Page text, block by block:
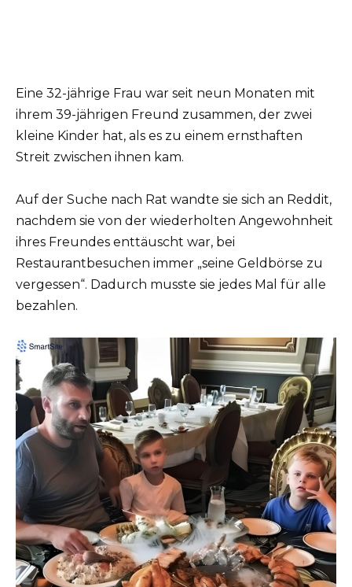
Eine 32-jährige Frau war seit neun Monaten mit
ihrem 39-jährigen Freund zusammen, der zwei
kleine Kinder hat, als es zu einem ernsthaften
Streit zwischen ihnen kam.
Auf der Suche nach Rat wandte sie sich an Reddit,
nachdem sie von der wiederholten Angewohnheit
ihres Freundes enttäuscht war, bei
Restaurantbesuchen immer „seine Geldbörse zu
vergessen“. Dadurch musste sie jedes Mal für alle
bezahlen.